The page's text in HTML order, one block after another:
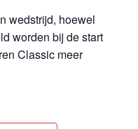
wedstrijd, hoewel
worden bij de start
Classic meer